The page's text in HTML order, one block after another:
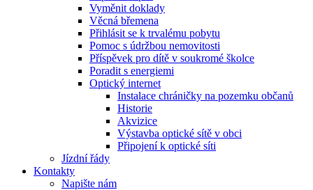
Vyměnit doklady
Věcná břemena
Přihlásit se k trvalému pobytu
Pomoc s údržbou nemovitosti
Příspěvek pro dítě v soukromé školce
Poradit s energiemi
Optický internet
Instalace chráničky na pozemku občanů
Historie
Akvizice
Výstavba optické sítě v obci
Připojení k optické síti
Jízdní řády
Kontakty
Napište nám